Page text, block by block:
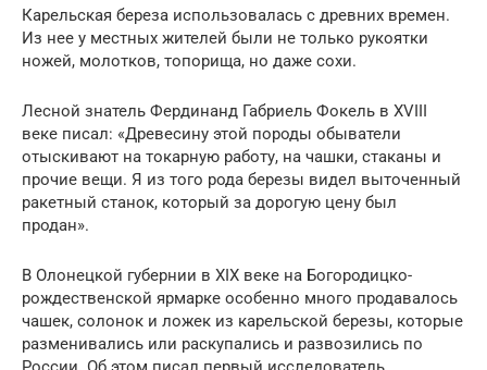
Карельская береза использовалась с древних времен.
Из нее у местных жителей были не только рукоятки
ножей, молотков, топорища, но даже сохи.
Лесной знатель Фердинанд Габриель Фокель в XVIII
веке писал: «Древесину этой породы обыватели
отыскивают на токарную работу, на чашки, стаканы и
прочие вещи. Я из того рода березы видел выточенный
ракетный станок, который за дорогую цену был
продан».
В Олонецкой губернии в XIX веке на Богородицко-
рождественской ярмарке особенно много продавалось
чашек, солонок и ложек из карельской березы, которые
разменивались или раскупались и развозились по